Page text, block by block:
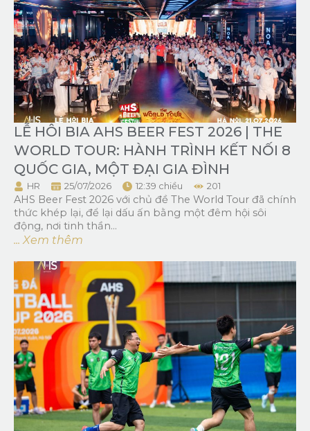
LỄ HÔI BIA AHS BEER FEST 2026 | THE
WORLD TOUR: HÀNH TRÌNH KẾT NỐI 8
QUỐC GIA, MỘT ĐẠI GIA ĐÌNH
HR 25/07/2026 12:39 chiều 201
AHS Beer Fest 2026 với chủ đề The World Tour đã chính
thức khép lại, để lại dấu ấn bằng một đêm hội sôi
động, nơi tinh thần...
... Xem thêm